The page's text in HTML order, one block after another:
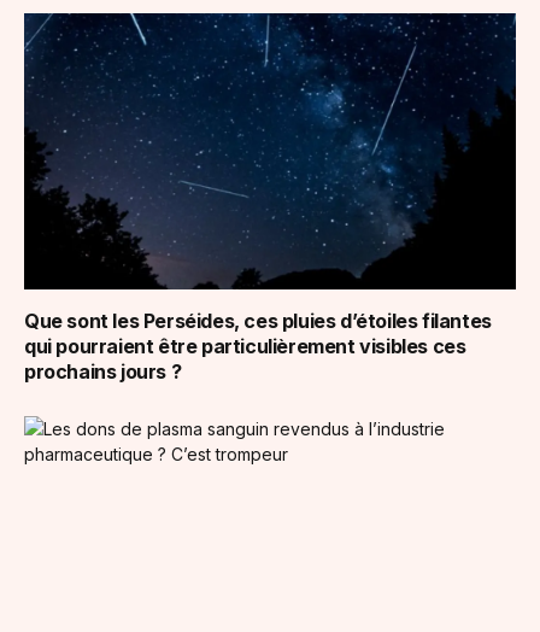
Que sont les Perséides, ces pluies d’étoiles filantes
qui pourraient être particulièrement visibles ces
prochains jours ?